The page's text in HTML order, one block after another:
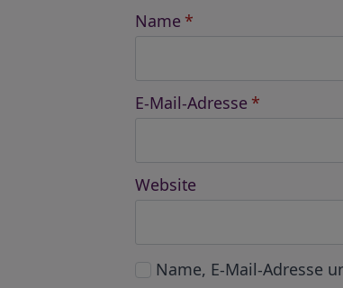
Name *
E-Mail-Adresse *
Website
Name, E-Mail-Adresse